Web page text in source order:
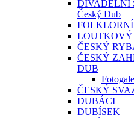
DIVADELNÍ
Český Dub
LOUTKOVÝ
ČESKÝ
ČESKÝ
DUB
ČESKÝ
DUBÁCI
DUBÍSEK